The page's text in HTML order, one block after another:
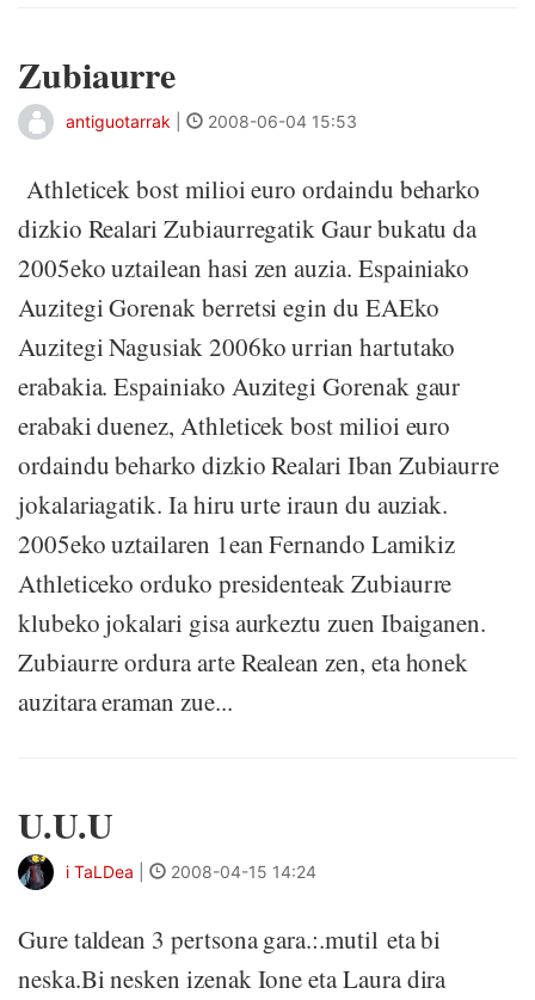
Zubiaurre
antiguotarrak 2008-06-04 15:53
Athleticek bost milioi euro ordaindu beharko
dizkio Realari Zubiaurregatik Gaur bukatu da
2005eko uztailean hasi zen auzia. Espainiako
Auzitegi Gorenak berretsi egin du EAEko
Auzitegi Nagusiak 2006ko urrian hartutako
erabakia. Espainiako Auzitegi Gorenak gaur
erabaki duenez, Athleticek bost milioi euro
ordaindu beharko dizkio Realari Iban Zubiaurre
jokalariagatik. Ia hiru urte iraun du auziak.
2005eko uztailaren 1ean Fernando Lamikiz
Athleticeko orduko presidenteak Zubiaurre
klubeko jokalari gisa aurkeztu zuen Ibaiganen.
Zubiaurre ordura arte Realean zen, eta honek
auzitara eraman zue...
U.U.U
i TaLDea 2008-04-15 14:24
Gure taldean 3 pertsona gara.:.mutil eta bi
neska.Bi nesken izenak Ione eta Laura dira